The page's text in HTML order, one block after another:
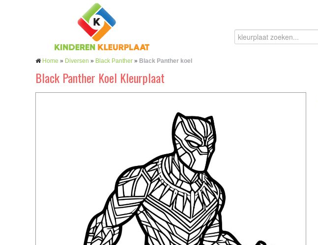
Home » Diversen » Black Panther » Black Panther koel
Black Panther Koel Kleurplaat